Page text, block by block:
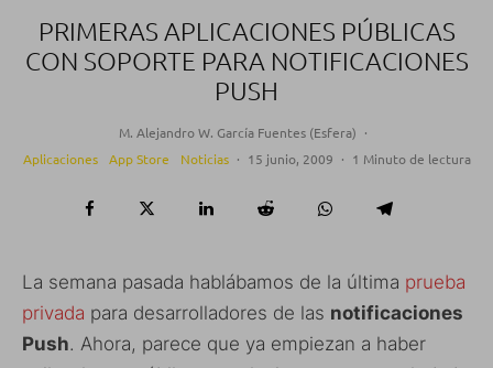
PRIMERAS APLICACIONES PÚBLICAS
CON SOPORTE PARA NOTIFICACIONES
PUSH
M. Alejandro W. García Fuentes (Esfera) ·
Aplicaciones
App Store Noticias · 15 junio, 2009 · 1 Minuto de lectura
La semana pasada hablábamos de la última prueba
privada para desarrolladores de las notificaciones
Push. Ahora, parece que ya empiezan a haber